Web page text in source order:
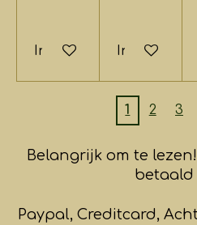
In winkelwagen
In
1 2 3
Belangrijk om te
betaald
Paypal, Creditcard,